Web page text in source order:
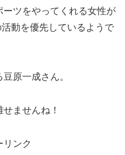
ーツをやってくれる女性が
動を優先しているようで
原一成さん。
ませんね！
リンク